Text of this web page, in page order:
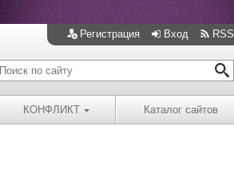
Регистрация Вход RSS
КОНФЛИКТ Каталог сайтов